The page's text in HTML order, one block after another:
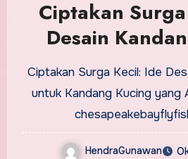
Ciptakan
Desain
Outdoor yang
Ciptakan Surga Kecil: Ide Desain Ruang Outdoor
untuk Kandang Kucing yang
HendraGunawan